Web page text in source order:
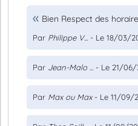
Bien Respect des
Par Philippe V... - Le 18/03/
Par Jean-Malo ... - Le 21/06/
Par Max ou Max- Le 11/09/